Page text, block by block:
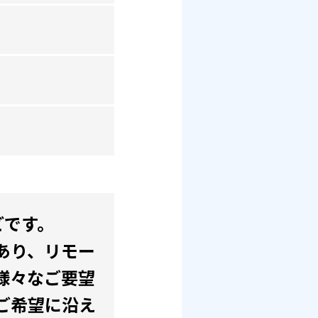
す。
り、リモー
々なご要望
希望に沿え